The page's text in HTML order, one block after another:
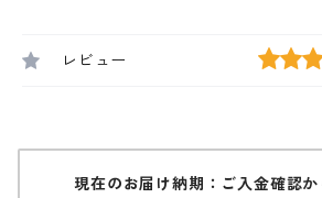
レビュー
現在のお届け納期：ご入金確認